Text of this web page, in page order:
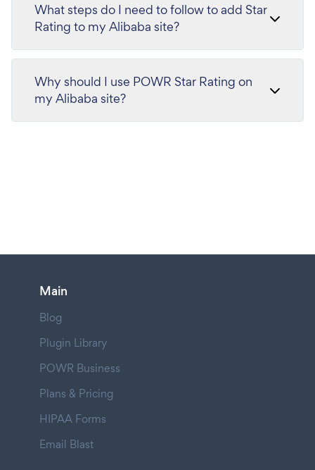
What steps do I need to follow to add Star
Rating to my Alibaba site?
Why should I use POWR Star Rating on
my Alibaba site?
Main
Blog
Plugin Library
POWR Business
Plans & Pricing
HIPAA Forms
Email Blast